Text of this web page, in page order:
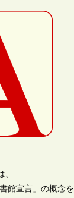
館宣言」の概念を